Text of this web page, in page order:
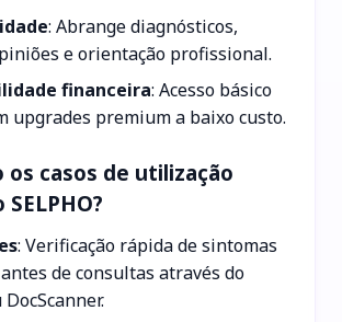
: Abrange diagnósticos,
e orientação profissional.
financeira: Acesso básico
upgrades premium a baixo custo.
os casos de utilização
: Verificação rápida de sintomas
de consultas através do